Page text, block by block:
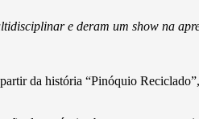
e deram um show na
da história “Pinóquio